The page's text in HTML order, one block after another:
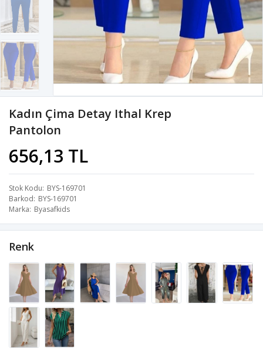
Kadın Çima Detay Ithal Krep
Pantolon
656,13 TL
Stok Kodu BYS-169701
Barkod BYS-169701
Marka Byasafkids
Renk